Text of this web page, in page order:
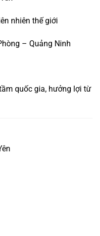
nhiên thế giới
– Quảng Ninh
quốc gia, hưởng lợi từ